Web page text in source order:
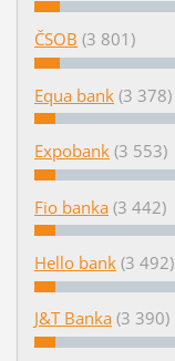
ČSOB (3 801)
Equa bank (3 378)
Expobank (3 553)
Fio banka (3 442)
Hello bank (3 492)
J&T Banka (3 390)